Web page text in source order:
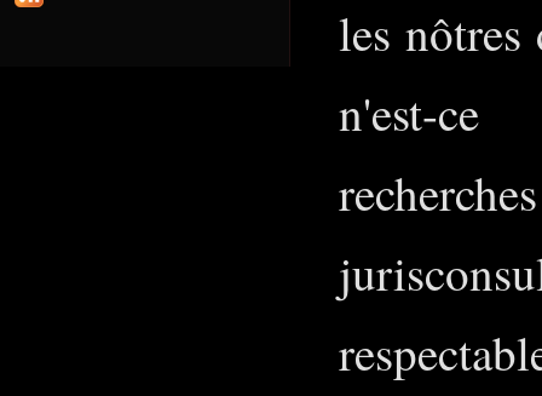
les nôtres
n'est-ce